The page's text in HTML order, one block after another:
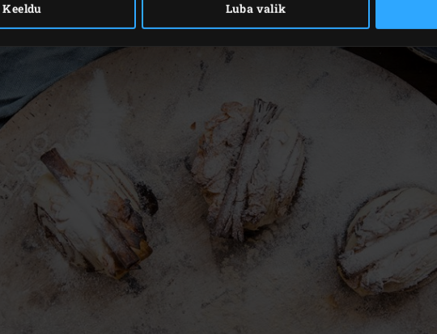
Keeldu Luba valik